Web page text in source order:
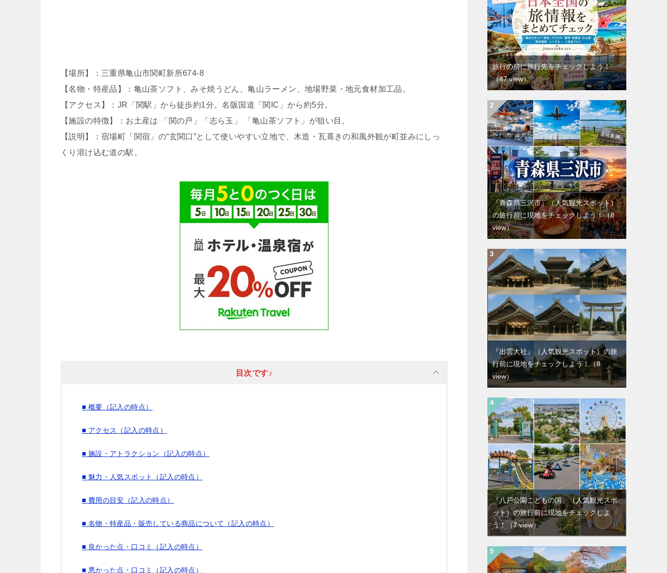
【場所】：三重県亀山市関町新所674-8
【名物・特産品】：亀山茶ソフト、みそ焼うどん、亀山ラーメン、地場野菜・地元食材加工品。
【アクセス】：JR「関駅」から徒歩約1分。名阪国道「関IC」から約5分。
【施設の特徴】：お土産は 「関の戸」「志ら玉」 「亀山茶ソフト」が狙い目。
【説明】：宿場町「関宿」の“玄関口”として使いやすい立地で、木造・瓦葺きの和風外観が町並みにしっ
くり溶け込む道の駅。
目次です♪
■ 概要（記入の時点）
■ アクセス（記入の時点）
■ 施設・アトラクション（記入の時点）
■ 魅力・人気スポット（記入の時点）
■ 費用の目安（記入の時点）
■ 名物・特産品・販売している商品について（記入の時点）
■ 良かった点・口コミ（記入の時点）
■ 悪かった点・口コミ（記入の時点）
旅行の前に旅行先をチェックしよう！
（47 view）
『青森県三沢市』（人気観光スポット）
の旅行前に現地をチェックしよう！（8
view）
『出雲大社』（人気観光スポット）の旅
行前に現地をチェックしよう！（8
view）
『八戸公園こどもの国』（人気観光スポ
ット）の旅行前に現地をチェックしよ
う！ （7 view）